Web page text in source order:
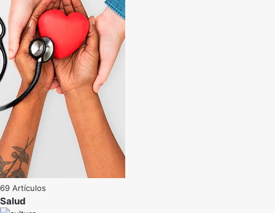
69 Artículos
Salud